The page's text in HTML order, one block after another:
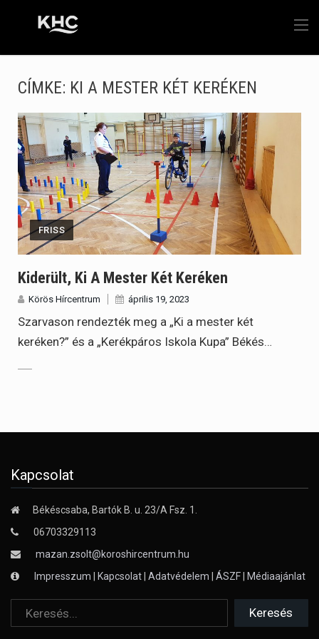
CÍMKE: KI A MESTER KÉT KERÉKEN
FRISS
Kiderült, Ki A Mester Két Keréken
Körös Hírcentrum április 19, 2023
Szarvason rendezték meg a „Ki a mester két
keréken?” és a „Kerékpáros Iskola Kupa” Békés…
Kapcsolat
Békéscsaba, Bartók B. u. 23/A Fsz. 1.
06703329113
mazan.zsolt@koroshircentrum.hu
Impresszum
Kapcsolat Adatvédelem ÁSZF Médiaajánlat